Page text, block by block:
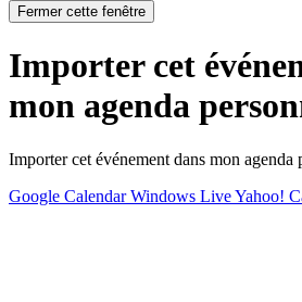
Fermer cette fenêtre
Importer cet
mon agenda
Importer cet événement dans mon agenda
Google CalendarWindows LiveYahoo!